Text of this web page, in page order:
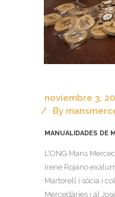
noviembre 3,
By
MANUALIDADES DE
L'ONG Mans
Irene Rojano
Martorell i sòcia i
Mercedàries i al